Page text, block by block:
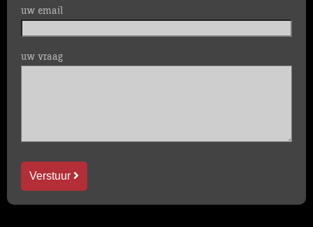
uw email
uw vraag
Verstuur